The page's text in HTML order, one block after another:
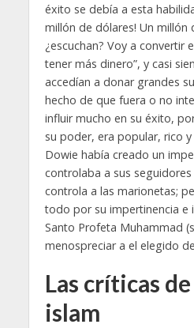
éxito se debía a esta
millón de dólares! Un millón
¿escuchan? Voy a convertir
tener más dinero”, y casi
accedían a donar grandes
hecho de que fuera o no
influir mucho en su éxito,
su poder, era popular, rico
Dowie había creado un
controlaba a sus
controla a las marionetas;
todo por su impertinencia e
Santo Profeta Muhammad
menospreciar a el elegido
Las críticas
islam